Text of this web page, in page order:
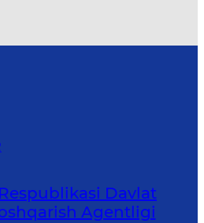
Davlat
Agentligi